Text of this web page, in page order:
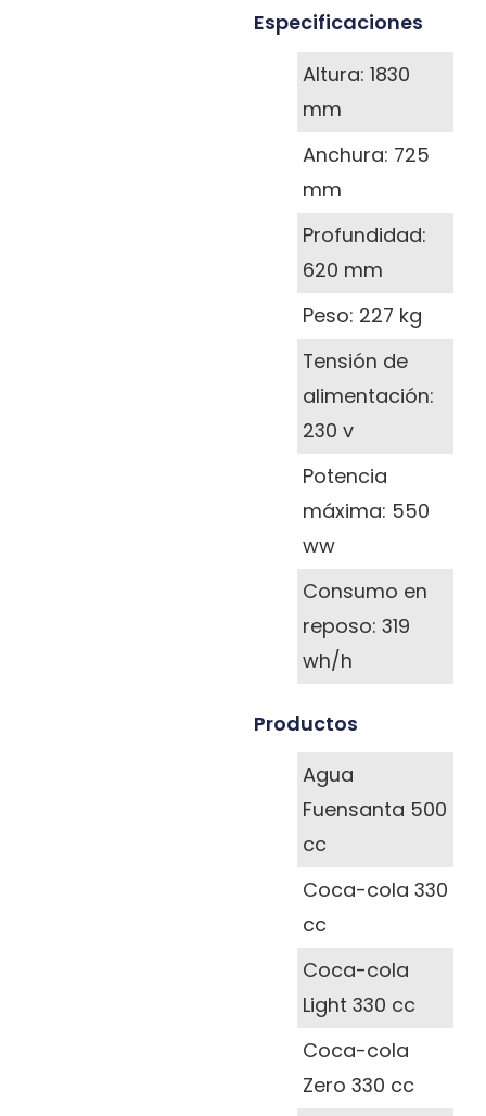
Especificaciones
Altura: 1830
mm
Anchura: 725
mm
Profundidad:
620 mm
Peso: 227 kg
Tensión de
alimentación:
230 v
Potencia
máxima: 550
ww
Consumo en
reposo: 319
wh/h
Productos
Agua
Fuensanta 500
cc
Coca-cola 330
cc
Coca-cola
Light 330 cc
Coca-cola
Zero 330 cc